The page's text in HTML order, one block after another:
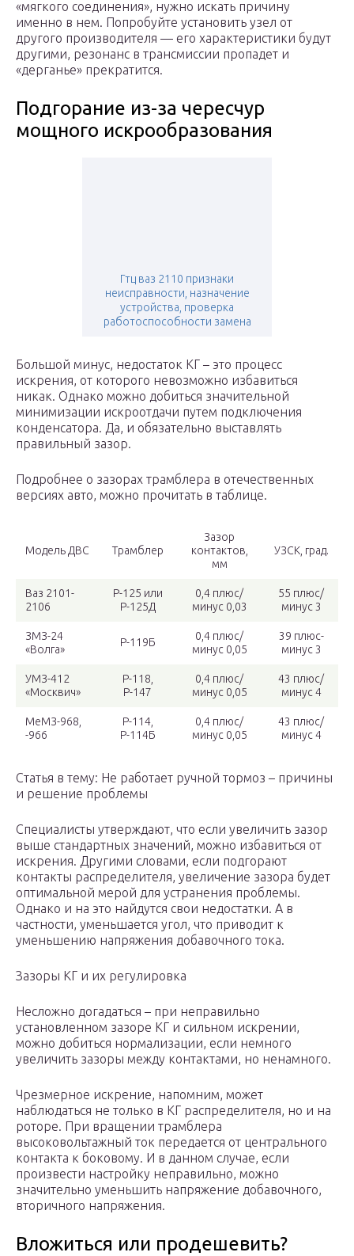
«мягкого соединения», нужно искать причину
именно в нем. Попробуйте установить узел от
другого производителя — его характеристики будут
другими, резонанс в трансмиссии пропадет и
«дерганье» прекратится.
Подгорание из-за чересчур
мощного искрообразования
Гтц ваз 2110 признаки
неисправности, назначение
устройства, проверка
работоспособности замена
Большой минус, недостаток КГ – это процесс
искрения, от которого невозможно избавиться
никак. Однако можно добиться значительной
минимизации искроотдачи путем подключения
конденсатора. Да, и обязательно выставлять
правильный зазор.
Подробнее о зазорах трамблера в отечественных
версиях авто, можно прочитать в таблице.
Модель ДВС Трамблер
Зазор
контактов,
мм
УЗСК, град.
Ваз 2101-
2106
Р-125 или
Р-125Д
0,4 плюс/
минус 0,03
55 плюс/
минус 3
ЗМЗ-24
«Волга»
Р-119Б
0,4 плюс/
минус 0,05
39 плюс-
минус 3
УМЗ-412
«Москвич»
Р-118,
Р-147
0,4 плюс/
минус 0,05
43 плюс/
минус 4
МеМЗ-968,
-966
Р-114,
Р-114Б
0,4 плюс/
минус 0,05
43 плюс/
минус 4
Статья в тему: Не работает ручной тормоз – причины
и решение проблемы
Специалисты утверждают, что если увеличить зазор
выше стандартных значений, можно избавиться от
искрения. Другими словами, если подгорают
контакты распределителя, увеличение зазора будет
оптимальной мерой для устранения проблемы.
Однако и на это найдутся свои недостатки. А в
частности, уменьшается угол, что приводит к
уменьшению напряжения добавочного тока.
Зазоры КГ и их регулировка
Несложно догадаться – при неправильно
установленном зазоре КГ и сильном искрении,
можно добиться нормализации, если немного
увеличить зазоры между контактами, но ненамного.
Чрезмерное искрение, напомним, может
наблюдаться не только в КГ распределителя, но и на
роторе. При вращении трамблера
высоковольтажный ток передается от центрального
контакта к боковому. И в данном случае, если
произвести настройку неправильно, можно
значительно уменьшить напряжение добавочного,
вторичного напряжения.
Вложиться или продешевить?